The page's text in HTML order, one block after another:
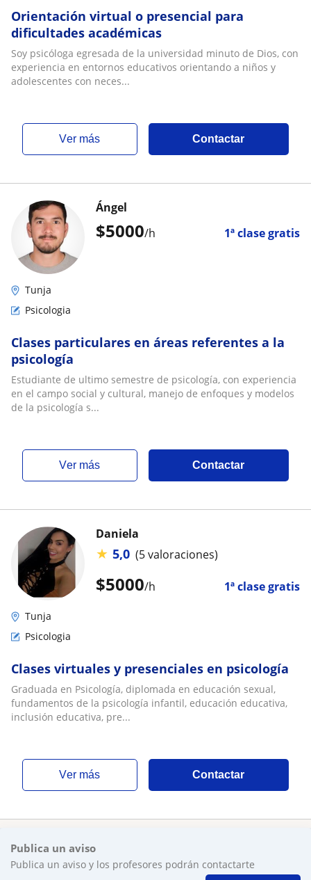
Orientación virtual o presencial para
dificultades académicas
Soy psicóloga egresada de la universidad minuto de Dios, con
experiencia en entornos educativos orientando a niños y
adolescentes con neces...
ver más Contactar
$5000/h 1ª clase gratis
Ángel
Tunja
Psicologia
Clases particulares en áreas referentes a la
psicología
Estudiante de ultimo semestre de psicología, con experiencia
en el campo social y cultural, manejo de enfoques y modelos
de la psicología s...
ver más Contactar
$5000/h 1ª clase gratis
Daniela
★ 5,0 (5 valoraciones)
Tunja
Psicologia
Clases virtuales y presenciales en psicología
Graduada en Psicología, diplomada en educación sexual,
fundamentos de la psicología infantil, educación educativa,
inclusión educativa, pre...
ver más Contactar
Publica un aviso
Publica un aviso y los profesores podrán contactarte